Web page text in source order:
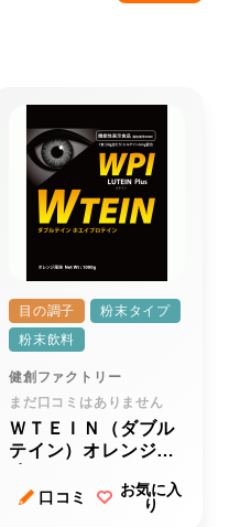
目の調子
粉末タイプ
粉末飲料
健創ファクトリー
まだ口コミはありません
ＷＴＥＩＮ（ダブル
テイン）オレンジ風
口コミ
お気に入
り